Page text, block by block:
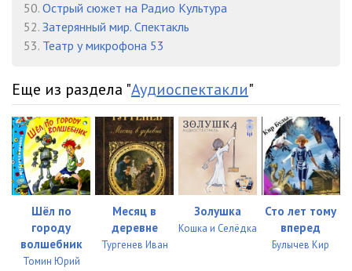
001
Без креста
Без креста 3 17:54
Без креста 4 20:06
Без креста 5 10:13
Без креста 7 11:41
Без креста 8
50. Острый сюжет на Радио Культура
52. Затерянный мир. Спектакль
53. Театр у микрофона 53
Еще из раздела "Аудиоспектакли"
Шёл по
городу
волшебник
Томин Юрий
Месяц в
деревне
Тургенев Иван
Золушка
Кошка и Селёдка
Сто лет тому
вперед
Булычев Кир